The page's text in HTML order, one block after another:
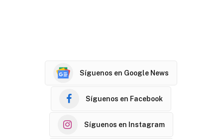
Síguenos en Google News
Síguenos en Facebook
Síguenos en Instagram